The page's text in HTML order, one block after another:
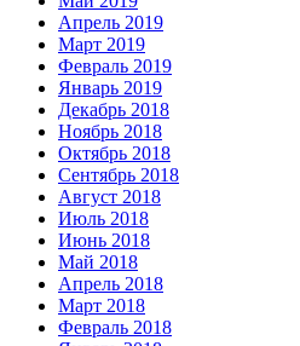
Апрель 2019
Март 2019
Февраль 2019
Январь 2019
Декабрь 2018
Ноябрь 2018
Октябрь 2018
Сентябрь 2018
Август 2018
Июль 2018
Июнь 2018
Май 2018
Апрель 2018
Март 2018
Февраль 2018